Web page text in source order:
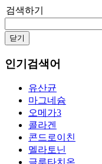
검색하기
닫기
인기검색어
유산균
마그네슘
오메가3
콜라겐
콘드로이친
멜라토닌